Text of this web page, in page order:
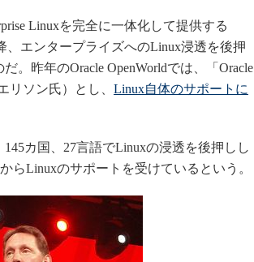
Linuxを完全に一体化して提供する
、エンタープライズへのLinux浸透を後押
。昨年のOracle OpenWorldでは、「Oracle
リソン氏）とし、 Linux自体のサポートに
カ国、27言語でLinuxの浸透を後押しし
らLinuxのサポートを受けているという。